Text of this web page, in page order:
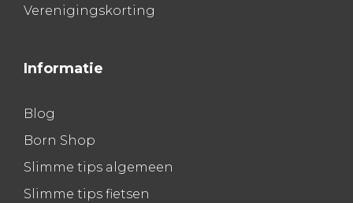
Verenigingskorting
Informatie
Blog
Born Shop
Slimme tips algemeen
Slimme tips fietsen